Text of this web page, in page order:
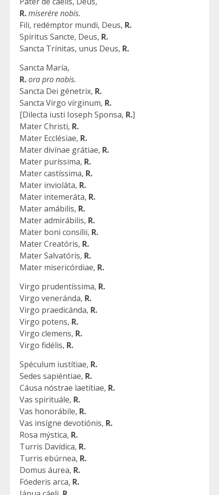
R.miserére nobis.
Fili, redémptor mundi, Deus, R.
Spíritus Sancte, Deus, R.
Sancta Trínitas, unus Deus, R.
Sancta María,
R.ora pro nobis.
Sancta Dei génetrix, R.
Sancta Virgo vírginum, R.
[Dilecta iusti Ioseph Sponsa, R.]
Mater Christi, R.
Mater Ecclésiae, R.
Mater divínae grátiae, R.
Mater puríssima, R.
Mater castíssima, R.
Mater invioláta, R.
Mater intemeráta, R.
Mater amábilis, R.
Mater admirábilis, R.
Mater boni consílii, R.
Mater Creatóris, R.
Mater Salvatóris, R.
Mater misericórdiae, R.
Virgo prudentíssima, R.
Virgo veneránda, R.
Virgo praedicánda, R.
Virgo potens, R.
Virgo clemens, R.
Virgo fidélis, R.
Spéculum iustítiae, R.
Sedes sapiéntiae, R.
Cáusa nóstrae laetítiae, R.
Vas spirituále, R.
Vas honorábile, R.
Vas insígne devotiónis, R.
Rosa mýstica, R.
Turris Davídica, R.
Turris ebúrnea, R.
Domus áurea, R.
Fóederis arca, R.